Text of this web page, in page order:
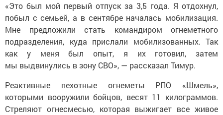
«Это был мой первый отпуск за 3,5 года. Я отдохнул,
побыл с семьей, а в сентябре началась мобилизация.
Мне предложили стать командиром огнеметного
подразделения, куда прислали мобилизованных. Так
как у меня был опыт, я их готовил, затем
мы выдвинулись в зону СВО», — рассказал Тимур.
Реактивные пехотные огнеметы РПО «Шмель»,
которыми вооружили бойцов, весят 11 килограммов.
Стреляют огнесмесью, которая выжигает все живое